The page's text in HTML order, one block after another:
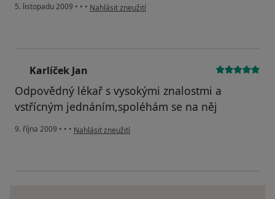
5. listopadu 2009 • • • podle názoru uživatele Pacient
Nahlásit zneužití
Karlíček Jan
Odpovědný lékař s vysokými znalostmi a
vstřícným jednáním,spoléhám se na něj
9. října 2009 • • • podle názoru uživatele Karlíček Jan
Nahlásit zneužití